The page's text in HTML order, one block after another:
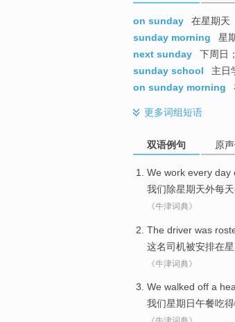
on sunday
在星期天
sunday morning
星
next sunday
下周日
sunday school
主日
on sunday morning
更多词组短语
双语例句 原
We work every day
我们除星期天外每天
《牛津词典》
The driver was
这名司机被安排在星
《牛津词典》
We walked off a
我们星期日午餐吃得